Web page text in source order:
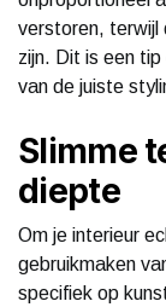
verstoren, terwijl
zijn. Dit is een
van de juiste
Slimme
diepte
Om je interieur
gebruikmaken
specifiek op